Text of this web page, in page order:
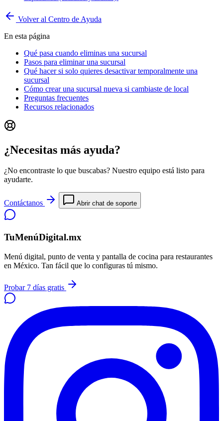
Volver al Centro de Ayuda
En esta página
Qué pasa cuando eliminas una sucursal
Pasos para eliminar una sucursal
Qué hacer si solo quieres desactivar temporalmente una
sucursal
Cómo crear una sucursal nueva si cambiaste de local
Preguntas frecuentes
Recursos relacionados
¿Necesitas más ayuda?
¿No encontraste lo que buscabas? Nuestro equipo está listo para
ayudarte.
Contáctanos Abrir chat de soporte
TuMenúDigital.mx
Menú digital, punto de venta y pantalla de cocina para restaurantes
en México. Tan fácil que lo configuras tú mismo.
Probar 7 días gratis